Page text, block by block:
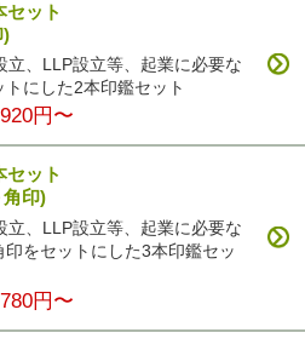
セット
)
立、LLP設立等、起業に必要な
にした2本印鑑セット
円〜
セット
印)
立、LLP設立等、起業に必要な
をセットにした3本印鑑セッ
円〜